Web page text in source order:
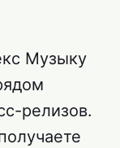
Музыку
релизов.